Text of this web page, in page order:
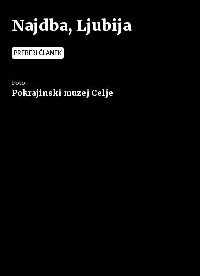
Najdba, Ljubija
PREBERI ČLANEK
Foto:
Pokrajinski muzej Celje